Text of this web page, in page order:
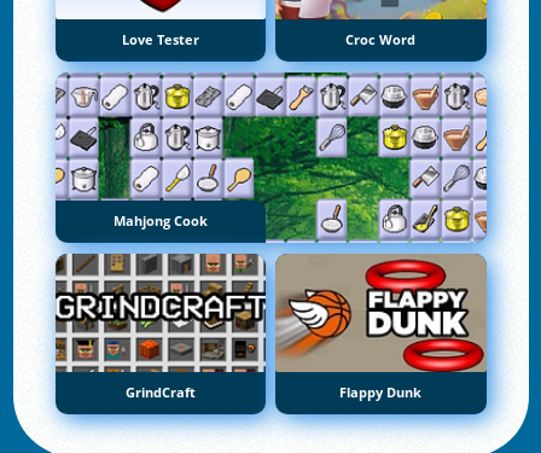
Love Tester Croc Word
Mahjong Cook
GrindCraft Flappy Dunk